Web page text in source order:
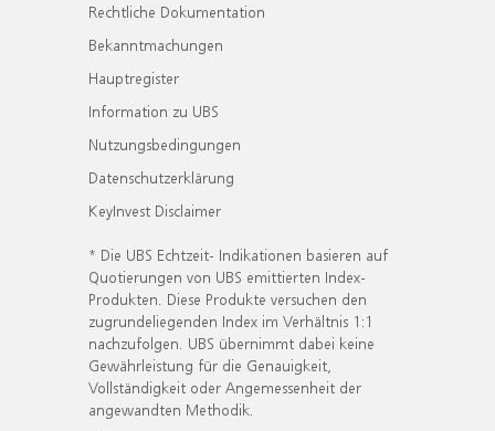
Rechtliche Dokumentation
Bekanntmachungen
Hauptregister
Information zu UBS
Nutzungsbedingungen
Datenschutzerklärung
KeyInvest Disclaimer
* Die UBS Echtzeit- Indikationen basieren auf
Quotierungen von UBS emittierten Index-
Produkten. Diese Produkte versuchen den
zugrundeliegenden Index im Verhältnis 1:1
nachzufolgen. UBS übernimmt dabei keine
Gewährleistung für die Genauigkeit,
Vollständigkeit oder Angemessenheit der
angewandten Methodik.